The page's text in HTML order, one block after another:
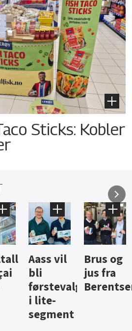
Sticks: Kobler
Brus og
jus fra
Berentsen
Hard
iste fra
Hansa